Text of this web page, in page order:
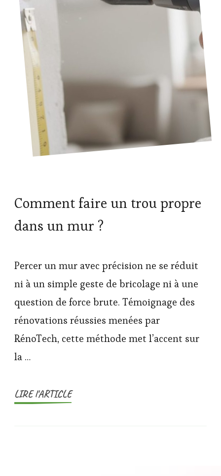
Comment faire un trou propre
dans un mur ?
Percer un mur avec précision ne se réduit
ni à un simple geste de bricolage ni à une
question de force brute. Témoignage des
rénovations réussies menées par
RénoTech, cette méthode met l’accent sur
la …
LIRE l'ARTICLE